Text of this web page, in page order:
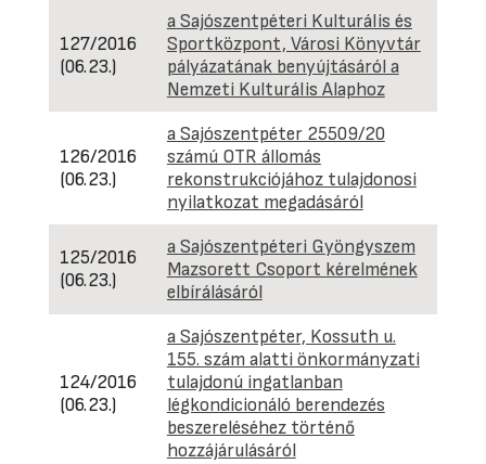
127/2016
(06.23.)
a Sajószentpéteri Kulturális és
Sportközpont, Városi Könyvtár
pályázatának benyújtásáról a
Nemzeti Kulturális Alaphoz
126/2016
(06.23.)
a Sajószentpéter 25509/20
számú OTR állomás
rekonstrukciójához tulajdonosi
nyilatkozat megadásáról
125/2016
(06.23.)
a Sajószentpéteri Gyöngyszem
Mazsorett Csoport kérelmének
elbírálásáról
124/2016
(06.23.)
a Sajószentpéter, Kossuth u.
155. szám alatti önkormányzati
tulajdonú ingatlanban
légkondicionáló berendezés
beszereléséhez történő
hozzájárulásáról